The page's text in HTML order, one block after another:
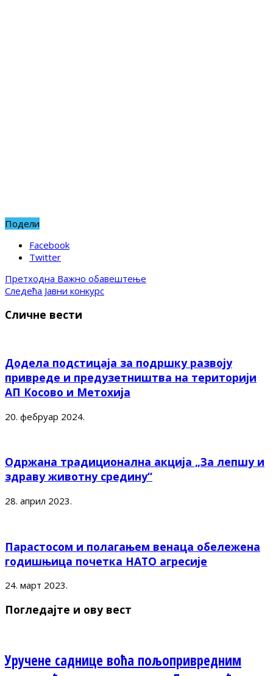
Подели
Facebook
Twitter
Претходна Важно обавештење
Следећа Јавни конкурс
Сличне вести
Додела подстицаја за подршку развоју
привреде и предузетништва на територији
АП Косово и Метохија
20. фебруар 2024.
Одржана традиционална акција „За лепшу и
здраву животну средину“
28. април 2023.
Парастосом и полагањем венаца обележена
годишњица почетка НАТО агресије
24. март 2023.
Погледајте и ову вест
Уручене саднице воћа пољопривредним